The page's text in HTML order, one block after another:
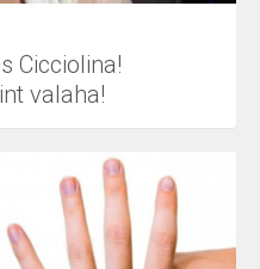
Cicciolina!
valaha!